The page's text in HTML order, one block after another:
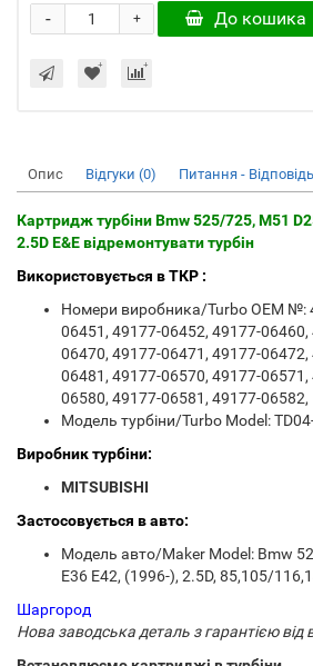
+
- До кошика
Опис Відгуки (0) Питання - Відповідь
Картридж турбіни Bmw 525/725, M51
2.5D E&E відремонтувати турбін
Використовується в ТКР :
Номери виробника/Turbo OEM №:
06451, 49177-06452, 49177-
06470, 49177-06471, 49177-
06481, 49177-06570, 49177-
06580, 49177-06581, 49177-06582,
Модель турбіни/Turbo Model:
Виробник турбіни:
MITSUBISHI
Застосовується в авто:
Модель авто/Maker Model: Bmw
E36 E42, (1996-), 2.5D, 85,105/
Шаргород
Нова заводська деталь з гарантією від